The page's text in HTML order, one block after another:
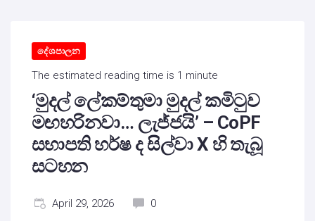
දේශපාලන
The estimated reading time is 1 minute
‘මුදල් ලේකම්තුමා මුදල් කමිටුව
මඟහරිනවා… ලැජ්ජයි’ – CoPF
සභාපති හර්ෂ ද සිල්වා X හි තැබූ
සටහන
April 29, 2026 0